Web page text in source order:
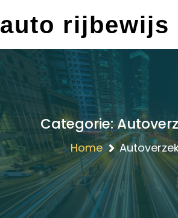
to
auto rijbewijs
Categorie:
Home